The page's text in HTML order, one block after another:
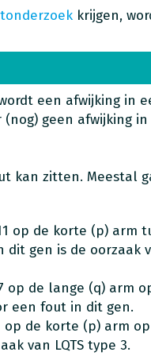
krijgen,
een afwijking in
geen afwijking
kan zitten. Meestal
op de korte (p) arm
dit gen is de oorzaak
op de lange (q) arm
een fout in dit gen.
de korte (p) arm
van LQTS type 3.